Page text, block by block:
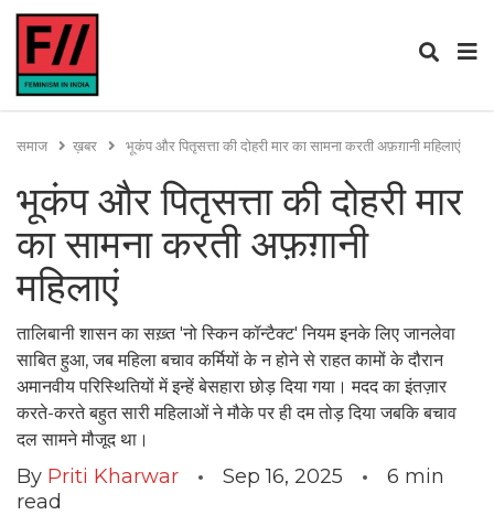
समाज ख़बर भूकंप और पितृसत्ता की दोहरी मार का सामना करती अफ़ग़ानी महिलाएं
भूकंप और पितृसत्ता की दोहरी मार
का सामना करती अफ़ग़ानी
महिलाएं
तालिबानी शासन का सख़्त 'नो स्किन कॉन्टैक्ट' नियम इनके लिए जानलेवा
साबित हुआ, जब महिला बचाव कर्मियों के न होने से राहत कामों के दौरान
अमानवीय परिस्थितियों में इन्हें बेसहारा छोड़ दिया गया। मदद का इंतज़ार
करते-करते बहुत सारी महिलाओं ने मौके पर ही दम तोड़ दिया जबकि बचाव
दल सामने मौजूद था।
By Priti Kharwar Sep 16, 2025 6 min
read